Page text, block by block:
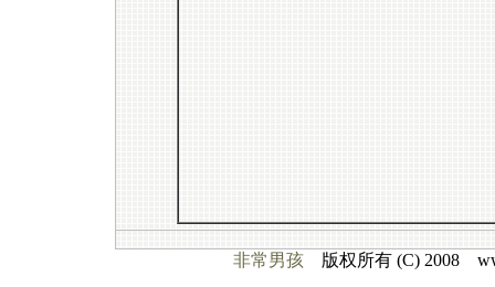
非常男孩 版权所有 (C) 2008